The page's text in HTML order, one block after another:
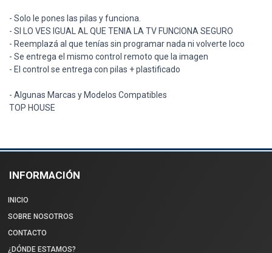
- Solo le pones las pilas y funciona.
- SI LO VES IGUAL AL QUE TENIA LA TV FUNCIONA SEGURO
- Reemplazá al que tenías sin programar nada ni volverte loco
- Se entrega el mismo control remoto que la imagen
- El control se entrega con pilas + plastificado
- Algunas Marcas y Modelos Compatibles
TOP HOUSE
INFORMACIÓN
INICIO
SOBRE NOSOTROS
CONTACTO
¿DÓNDE ESTAMOS?